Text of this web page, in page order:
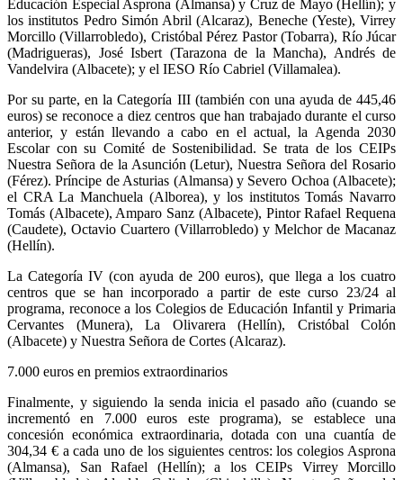
Educación Especial Asprona (Almansa) y Cruz de Mayo (Hellín); y
los institutos Pedro Simón Abril (Alcaraz), Beneche (Yeste), Virrey
Morcillo (Villarrobledo), Cristóbal Pérez Pastor (Tobarra), Río Júcar
(Madrigueras), José Isbert (Tarazona de la Mancha), Andrés de
Vandelvira (Albacete); y el IESO Río Cabriel (Villamalea).
Por su parte, en la Categoría III (también con una ayuda de 445,46
euros) se reconoce a diez centros que han trabajado durante el curso
anterior, y están llevando a cabo en el actual, la Agenda 2030
Escolar con su Comité de Sostenibilidad. Se trata de los CEIPs
Nuestra Señora de la Asunción (Letur), Nuestra Señora del Rosario
(Férez). Príncipe de Asturias (Almansa) y Severo Ochoa (Albacete);
el CRA La Manchuela (Alborea), y los institutos Tomás Navarro
Tomás (Albacete), Amparo Sanz (Albacete), Pintor Rafael Requena
(Caudete), Octavio Cuartero (Villarrobledo) y Melchor de Macanaz
(Hellín).
La Categoría IV (con ayuda de 200 euros), que llega a los cuatro
centros que se han incorporado a partir de este curso 23/24 al
programa, reconoce a los Colegios de Educación Infantil y Primaria
Cervantes (Munera), La Olivarera (Hellín), Cristóbal Colón
(Albacete) y Nuestra Señora de Cortes (Alcaraz).
7.000 euros en premios extraordinarios
Finalmente, y siguiendo la senda inicia el pasado año (cuando se
incrementó en 7.000 euros este programa), se establece una
concesión económica extraordinaria, dotada con una cuantía de
304,34 € a cada uno de los siguientes centros: los colegios Asprona
(Almansa), San Rafael (Hellín); a los CEIPs Virrey Morcillo